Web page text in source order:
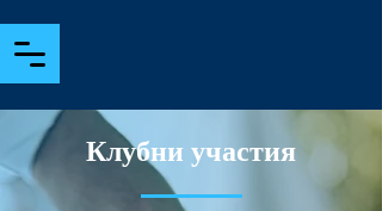
Клубни участия